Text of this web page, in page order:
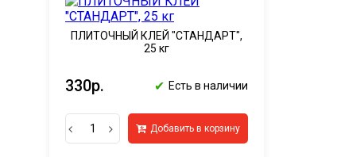
ПЛИТОЧНЫЙ КЛЕЙ "СТАНДАРТ",
25 кг
330р. ✔ Есть в наличии
Добавить в корзину